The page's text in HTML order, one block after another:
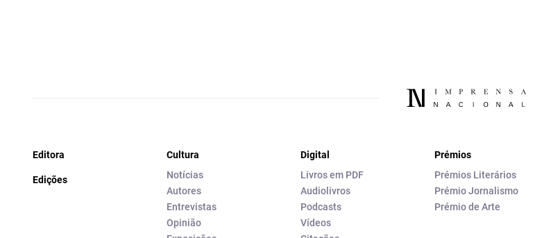
Editora
Edições
Cultura
Notícias
Autores
Entrevistas
Opinião
Digital
Livros em PDF
Audiolivros
Podcasts
Vídeos
Prémios
Prémios Literários
Prémio Jornalismo
Prémio de Arte